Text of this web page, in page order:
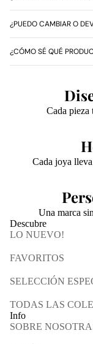
¿PUEDO CAMBIAR O
¿CÓMO SÉ QUÉ
Cada pieza
Cada joya
Una marca
Descubre
LO NUEVO!
FAVORITOS
SELECCIÓN
TODAS LAS
Info
SOBRE